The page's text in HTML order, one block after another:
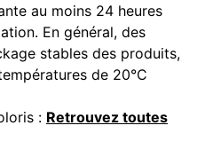
au moins 24 heures
En général, des
stables des produits,
de 20°C
: Retrouvez toutes